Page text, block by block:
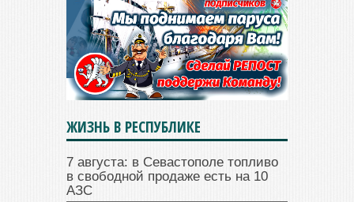
ЖИЗНЬ В РЕСПУБЛИКЕ
7 августа: в Севастополе топливо
в свободной продаже есть на 10
АЗС